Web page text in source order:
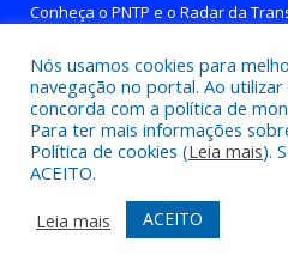
Conheça o PNTP e o Radar da
Todos os direitos reservados a
Mapa do Site
Acessar Área
Acessar Webmail
Nós usamos cookies para
navegação no portal. Ao
concorda com a política de
Para ter mais informações
Política de cookies (Leia mais).
ACEITO.
Leia mais
ACEITO